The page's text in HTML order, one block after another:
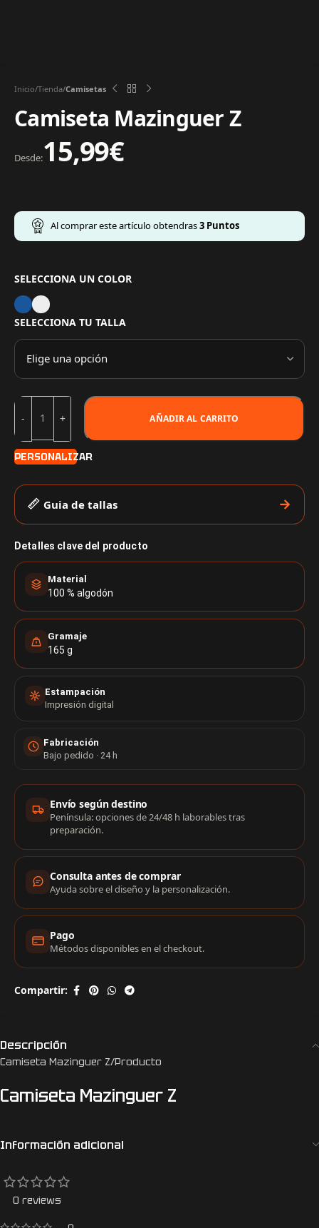
Inicio Tienda Camisetas
Camiseta Mazinguer Z
Desde:15,99€
Al comprar este artículo obtendras3 Puntos
SELECCIONA UN COLOR
SELECCIONA TU TALLA
AÑADIR AL CARRITO
PERSONALIZAR
Guia de tallas
Detalles clave del producto
Material
100 % algodón
Gramaje
165 g
Estampación
Impresión digital
Fabricación
Bajo pedido · 24 h
Información de compra
Envío según destino
Península: opciones de 24/48 h laborables tras
preparación.
Consulta antes de comprar
Ayuda sobre el diseño y la personalización.
Pago
Métodos disponibles en el checkout.
Compartir:
Descripción
Camiseta Mazinguer Z/Producto
Camiseta Mazinguer Z
Información adicional
0 reviews